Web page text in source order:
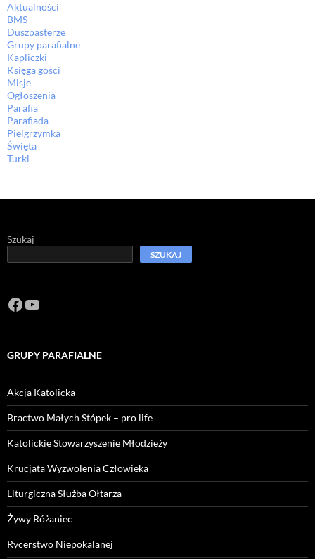
Aktualności
BMS
Duszpasterze
Grupy parafialne
Kapliczki
Księga gości
Misje
Ogłoszenia
Parafia
Parafiada
Pielgrzymka
Święta
Turki
Szukaj
SZUKAJ
Facebook
https://www.youtube.com/channel/
GRUPY PARAFIALNE
Akcja Katolicka
Bractwo Małych Stópek – pro life
Katolickie Stowarzyszenie Młodzieży
Krucjata Wyzwolenia Człowieka
Liturgiczna Służba Ołtarza
Żywy Różaniec
Rycerstwo Niepokalanej